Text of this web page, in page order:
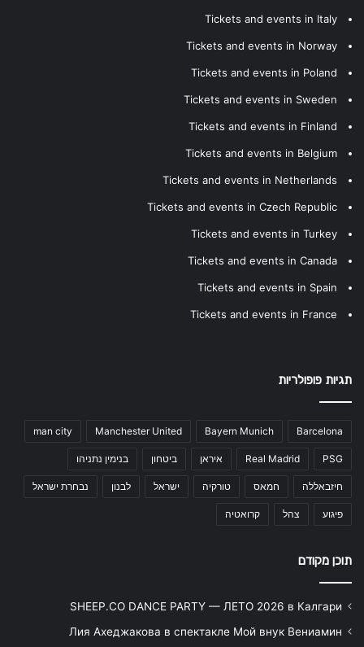
Tickets and events in Italy
Tickets and events in Norway
Tickets and events in Poland
Tickets and events in Sweden
Tickets and events in Finland
Tickets and events in Belgium
Tickets and events in Netherlands
Tickets and events in Czech Republic
Tickets and events in Turkey
Tickets and events in Canada
Tickets and events in Spain
Tickets and events in France
תגיות פופולריות
Barcelona
Bayern Munich
Manchester United
man city
PSG
Real Madrid איראן ביטחון בנימין נתניהו
חיזבאללה חמאס טורקיה ישראל לבנון נבחרת ישראל
פיגוע צהל קרואטיה
תוכן מקודם
SHEEP.CO DANCE PARTY — ЛЕТО 2026 в Калгари
Лия Ахеджакова в спектакле Мой внук Вениамин